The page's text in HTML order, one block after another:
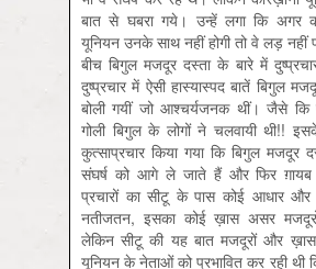
बात से घबरा गये। उन्हें लगा कि अगर
यूनियन उनके साथ नहीं होगी तो वे लड़
बीच बिगुल मजदूर दस्ता के बारे में
दुष्प्रचार में ऐसी हास्यास्पद बातें बिगुल
बोली गयीं जो आश्चर्यजनक थीं। जैसे कि
गोली बिगुल के लोगों ने चलवायी थी!!
कुत्साप्रचार किया गया कि बिगुल मजदूर
संघर्ष को आगे ले जाते हैं और फिर
प्रचारों का सीटू के पास कोई आधार और
नतीजतन, इसका कोई ख़ास असर
लेकिन सीटू की यह बात मजदूरों और
यूनियन के नेताओं को प्रभावित कर रही थी